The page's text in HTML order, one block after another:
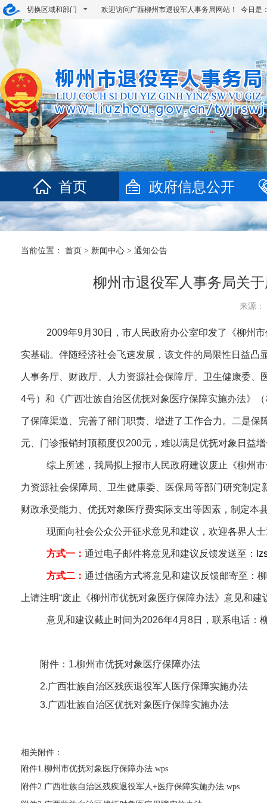
切换区域和部门 欢迎访问广西柳州市退役军人事务局网站！ 今日是
首页 政府信息公开
当前位置： 首页 > 新闻中心 > 通知公告
柳州市退役军人事务局关
来源
2009年9月30日，市人民政府办公室印发了《柳州
实基础。伴随经济社会飞速发展，该文件的局限性日益
人事务厅、财政厅、人力资源社会保障厅、卫生健康委
4号）和《广西壮族自治区优抚对象医疗保障实施办法》
了保障渠道、完善了部门职责、增进了工作合力。二是
元、门诊报销封顶额度仅200元，难以满足优抚对象日益
综上所述，我局拟上报市人民政府建议废止《柳州
力资源社会保障局、卫生健康委、医保局等部门研究制
财政承受能力、优抚对象医疗费实际支出等因素，制定本
现面向社会公众公开征求意见和建议，欢迎各界人
方式一： 通过电子邮件将意见和建议反馈发送至：
方式二：通过信函方式将意见和建议反馈邮寄至：
上请注明“废止《柳州市优抚对象医疗保障办法》意见和建
意见和建议截止时间为2026年4月8日，联系电话：
附件：1.柳州市优抚对象医疗保障办法
2.广西壮族自治区残疾退役军人医疗保障实施办法
3.广西壮族自治区优抚对象医疗保障实施办法
相关附件：
附件1.柳州市优抚对象医疗保障办法.wps
附件2.广西壮族自治区残疾退役军人+医疗保障实施办法.wps